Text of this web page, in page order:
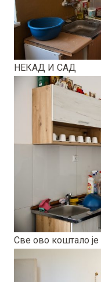
НЕКАД И САД
Све ово коштало је